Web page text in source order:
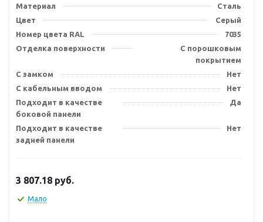
Материал
Сталь
Цвет
Серый
Номер цвета RAL
7035
Отделка поверхности
С порошковым
покрытием
С замком
Нет
С кабельным вводом
Нет
Подходит в качестве
боковой панели
Да
Подходит в качестве
задней панели
Нет
3 807.18 руб.
Мало